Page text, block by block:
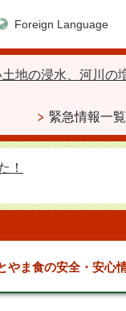
Foreign Language
地の浸水、河川の
緊急情報一
！
やま食の安全・安心